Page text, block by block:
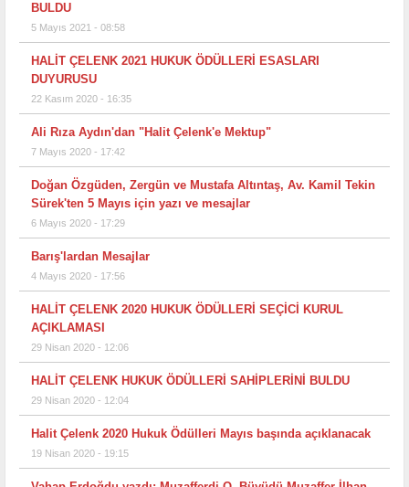
BULDU
5 Mayıs 2021 - 08:58
HALİT ÇELENK 2021 HUKUK ÖDÜLLERİ ESASLARI
DUYURUSU
22 Kasım 2020 - 16:35
Ali Rıza Aydın'dan "Halit Çelenk'e Mektup"
7 Mayıs 2020 - 17:42
Doğan Özgüden, Zergün ve Mustafa Altıntaş, Av. Kamil Tekin
Sürek'ten 5 Mayıs için yazı ve mesajlar
6 Mayıs 2020 - 17:29
Barış'lardan Mesajlar
4 Mayıs 2020 - 17:56
HALİT ÇELENK 2020 HUKUK ÖDÜLLERİ SEÇİCİ KURUL
AÇIKLAMASI
29 Nisan 2020 - 12:06
HALİT ÇELENK HUKUK ÖDÜLLERİ SAHİPLERİNİ BULDU
29 Nisan 2020 - 12:04
Halit Çelenk 2020 Hukuk Ödülleri Mayıs başında açıklanacak
19 Nisan 2020 - 19:15